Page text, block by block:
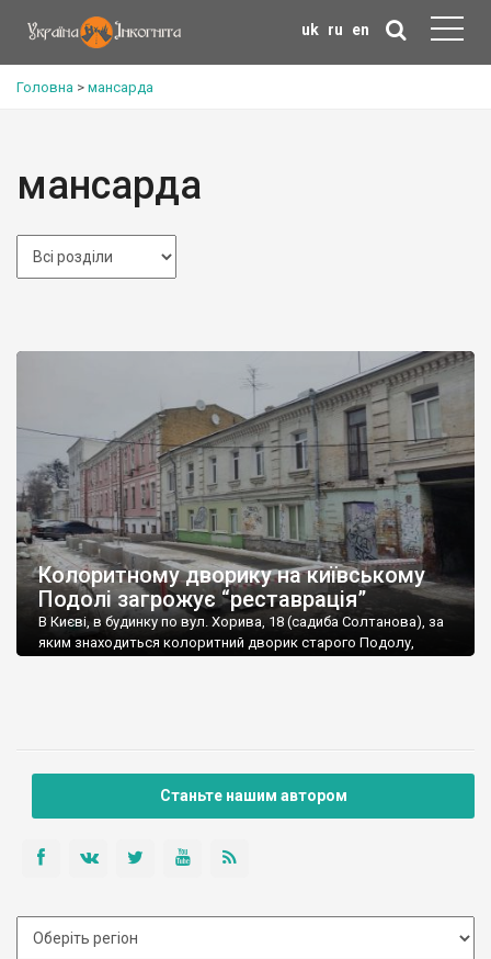
uk ru en
Головна > мансарда
мансарда
Колоритному дворику на київському
Подолі загрожує “реставрація”
В Києві, в будинку по вул. Хорива, 18 (садиба Солтанова), за
яким знаходиться колоритний дворик старого Подолу,
спадщини. Небайдужа громадськість висловила припущення,
Станьте нашим автором